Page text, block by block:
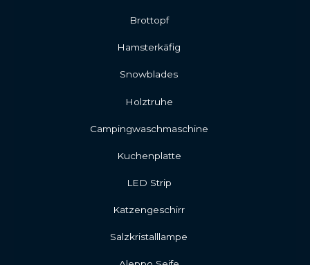
Brottopf
Hamsterkäfig
Snowblades
Holztruhe
Campingwaschmaschine
Kuchenplatte
LED Strip
Katzengeschirr
Salzkristalllampe